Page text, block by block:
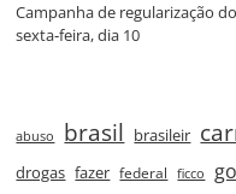
Campanha de regularização
sexta‑feira, dia 10
abuso brasil brasileir
drogas fazer federal ficco